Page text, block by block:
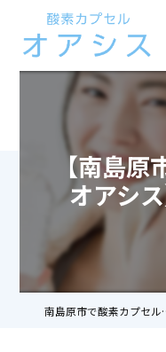
【南島
オアシ
南島原市で酸